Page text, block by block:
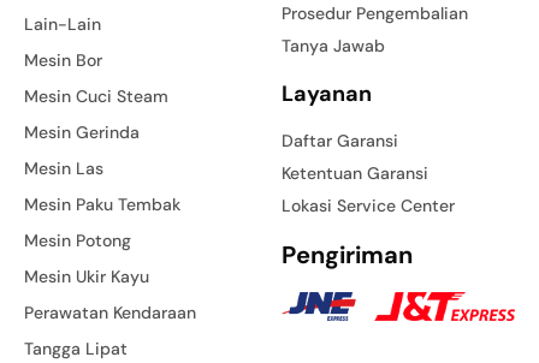
Lain-Lain
Mesin Bor
Mesin Cuci Steam
Mesin Gerinda
Mesin Las
Mesin Paku Tembak
Mesin Potong
Mesin Ukir Kayu
Perawatan Kendaraan
Tangga Lipat
Prosedur Pengembalian
Tanya Jawab
Layanan
Daftar Garansi
Ketentuan Garansi
Lokasi Service Center
Pengiriman